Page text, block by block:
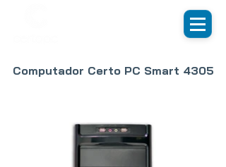
Computador Certo PC Smart 4305